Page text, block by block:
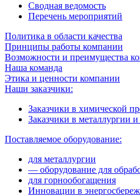
Сводная ведомость
Перечень мероприятий
Политика в области качества
Принципы работы компании
Возможности и преимущества
Наша команда
Этика и ценности компании
Наши заказчики:
Заказчики в химической
Заказчики в металлургии
Поставляемое оборудование:
для металлургии
— оборудование для
для горнообогащения
Инновации в